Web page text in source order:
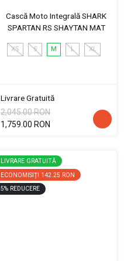
Cască Moto Integrală SHARK
SPARTAN RS SHAYTAN MAT
XS S M L XL
Livrare Gratuită
2,045.00 RON
1,759.00 RON
LIVRARE GRATUITĂ
ECONOMISIȚI 142.25 RON
5% REDUCERE